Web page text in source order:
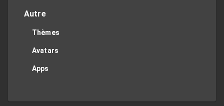
Autre
Thèmes
Avatars
Apps